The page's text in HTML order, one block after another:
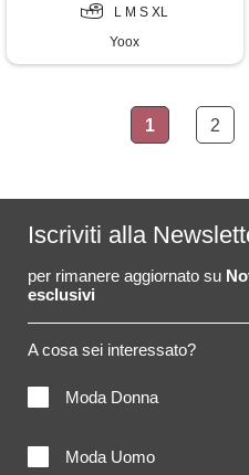
L M S XL
Yoox
1 2
Iscriviti alla
per rimanere aggiornato su
esclusivi
A cosa sei interessato?
Moda Donna
Moda Uomo